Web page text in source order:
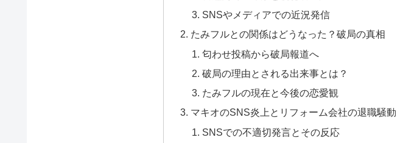
SNSやメディアでの近況発信
たみフルとの関係はどうなった？破局の真相
匂わせ投稿から破局報道へ
破局の理由とされる出来事とは？
たみフルの現在と今後の恋愛観
マキオのSNS炎上とリフォーム会社の退職騒動
SNSでの不適切発言とその反応